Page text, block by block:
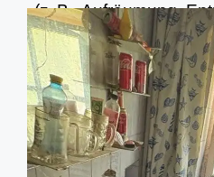
(z. B. Aufräumung,
und